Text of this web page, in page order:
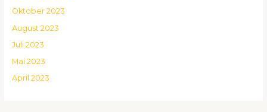
Oktober 2023
August 2023
Juli 2023
Mai 2023
April 2023